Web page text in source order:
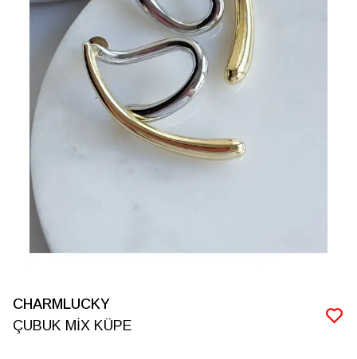
CHARMLUCKY
ÇUBUK MİX KÜPE